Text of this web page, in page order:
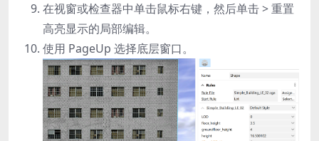
在视窗或检查器中单击鼠标右键，然后单击> 重置
高亮显示的局部编辑。
使用 PageUp 选择底层窗口。